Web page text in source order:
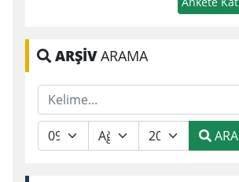
ARŞİVARAMA
ARA